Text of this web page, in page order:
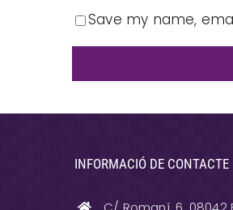
Save my name,
INFORMACIÓ DE CONTACTE